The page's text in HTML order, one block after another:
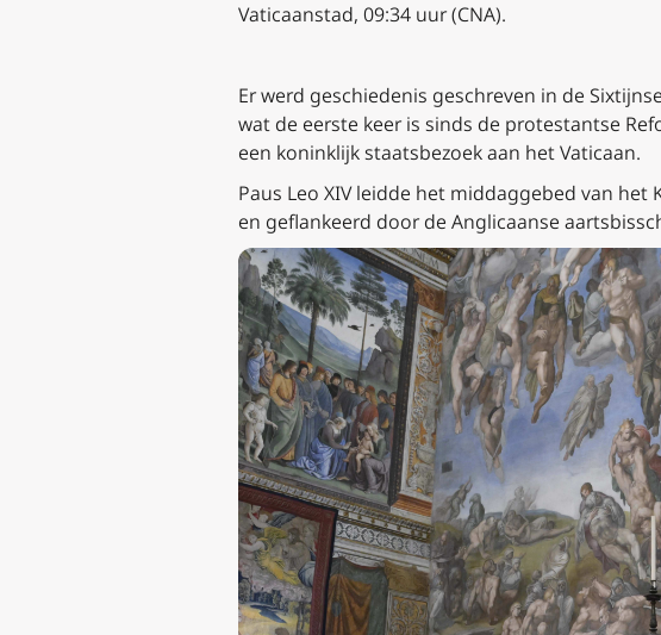
Vaticaanstad, 09:34 uur (CNA).
Er werd geschiedenis geschreven in de
wat de eerste keer is sinds de protestantse
een koninklijk staatsbezoek aan het Vaticaan.
Paus Leo XIV leidde het middaggebed van het
en geflankeerd door de Anglicaanse